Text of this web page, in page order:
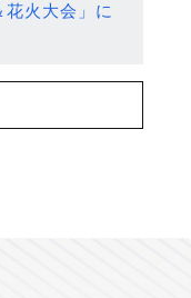
花火大会」に